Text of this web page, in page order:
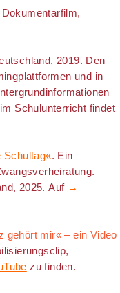
Dokumentarfilm,
2019. Den
und in
Schulunterricht findet
Schultag«. Ein
2025. Auf →
gehört mir« – ein Video
zu finden.